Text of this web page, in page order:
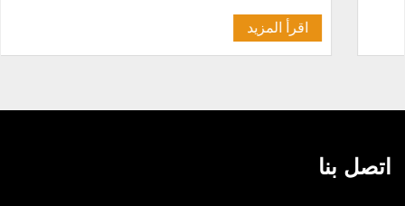
اقرأ المزيد
اتصل بنا